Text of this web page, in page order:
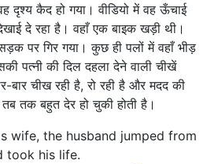
दृश्य कैद हो गया। वीडियो में वह ऊँचाई
दे रहा है। वहाँ एक बाइक खड़ी थी।
पर गिर गया। कुछ ही पलों में वहाँ भीड़
पत्नी की दिल दहला देने वाली चीखें
बार चीख रही है, रो रही है और मदद की
तक बहुत देर हो चुकी होती है।
wife, the husband jumped from
took his life.